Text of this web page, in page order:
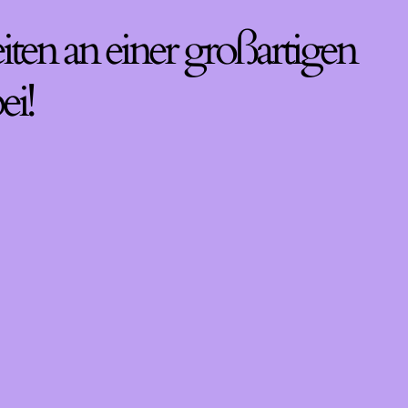
an einer großartigen